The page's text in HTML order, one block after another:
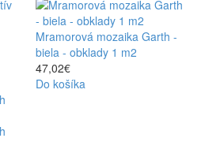
Mramorová mozaika Garth -
biela - obklady 1 m2
47,02€
Do košíka